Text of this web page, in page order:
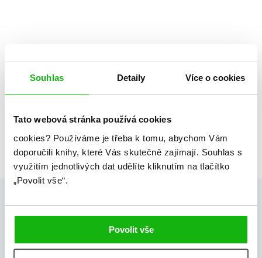
Souhlas Detaily Více o cookies
Tato webová stránka používá cookies
cookies? Používáme je třeba k tomu, abychom Vám
doporučili knihy, které Vás skutečně zajímají. Souhlas s
využitím jednotlivých dat udělíte kliknutím na tlačítko
„Povolit vše“.
Povolit vše
Celkem knih:7
1